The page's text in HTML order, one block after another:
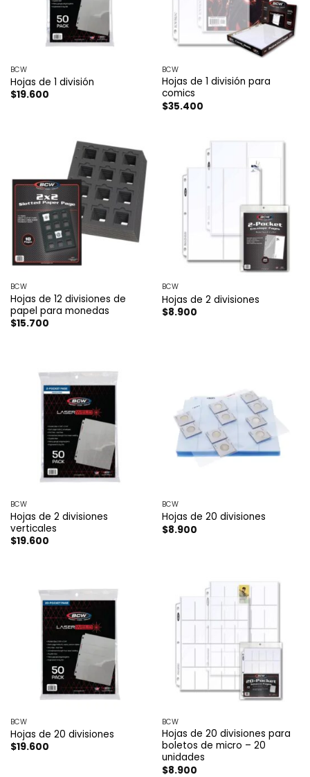
BCW
Hojas de 1 división
$19.600
BCW
Hojas de 1 división para
comics
$35.400
BCW
Hojas de 12 divisiones de
papel para monedas
$15.700
BCW
Hojas de 2 divisiones
$8.900
BCW
Hojas de 2 divisiones
verticales
$19.600
BCW
Hojas de 20 divisiones
$8.900
BCW
Hojas de 20 divisiones
$19.600
BCW
Hojas de 20 divisiones para
boletos de micro – 20
unidades
$8.900